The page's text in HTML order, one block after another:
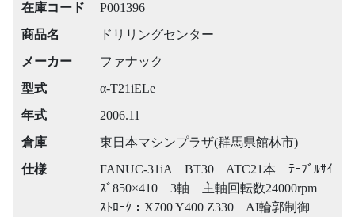
在庫コード
P001396
商品名
ドリリングセンター
メーカー
ファナック
型式
α-T21iELe
年式
2006.11
倉庫
東日本マシンプラザ(群馬県館林市)
仕様
FANUC-31iA BT30 ATC21本 ﾃｰﾌﾞﾙｻｲ
ｽﾞ850×410 3軸 主軸回転数24000rpm
ｽﾄﾛｰｸ：X700 Y400 Z330 AI輪郭制御